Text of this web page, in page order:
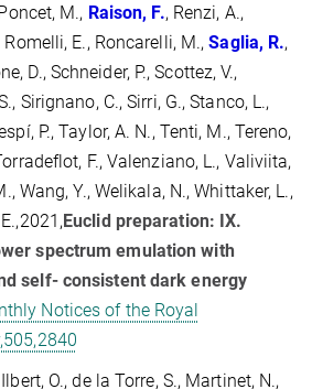
M., Raison, F., Renzi, A.,
Romelli, E., Roncarelli, M.,Saglia, R.,
D., Schneider, P., Scottez, V.,
Sirignano, C., Sirri, G., Stanco, L.,
P., Taylor, A. N., Tenti, M., Tereno,
F., Valenziano, L., Valiviita,
Wang, Y., Welikala, N., Whittaker, L.,
Euclid preparation: IX.
spectrum emulation with
self- consistent dark energy
Notices of the Royal
O., de la Torre, S., Martinet, N.,